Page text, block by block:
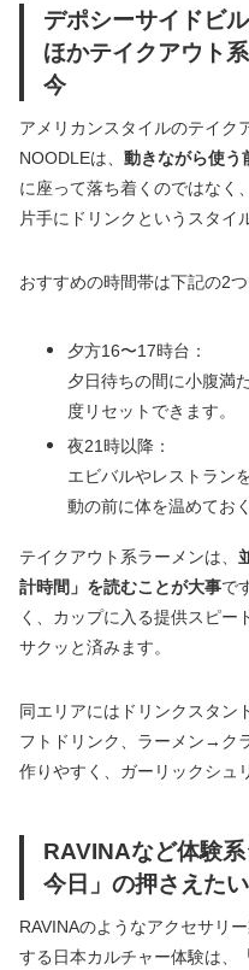
デポシーサイドビ
ほかテイクアウト
今
アメリカンスタイルのテイク
NOODLEは、 動きながら使う
に座って落ち着くのではなく
片手にドリンクというスタイ
おすすめの時間帯は下記の2つ
夕方16〜17時台：
夕日待ちの間に小腹満
度リセットできます。
夜21時以降：
エビバルやレストラン
動の前に体を温めてお
テイクアウト系ラーメンは、
計時間」を読むことが大事で
く、カップに入る提供スピー
サクッと済みます。
同エリアにはドリンクスタ
フトドリンク、ラーメン→ク
作りやすく、ガーリックシュ
RAVINAなど体験
今日」の押さえた
RAVINAのようなアクセサリ
する日本カルチャー体験は、